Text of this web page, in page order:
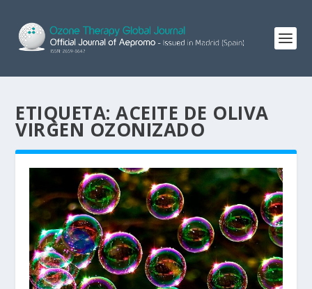
ETIQUETA:ACEITE DE OLIVA
VIRGEN OZONIZADO